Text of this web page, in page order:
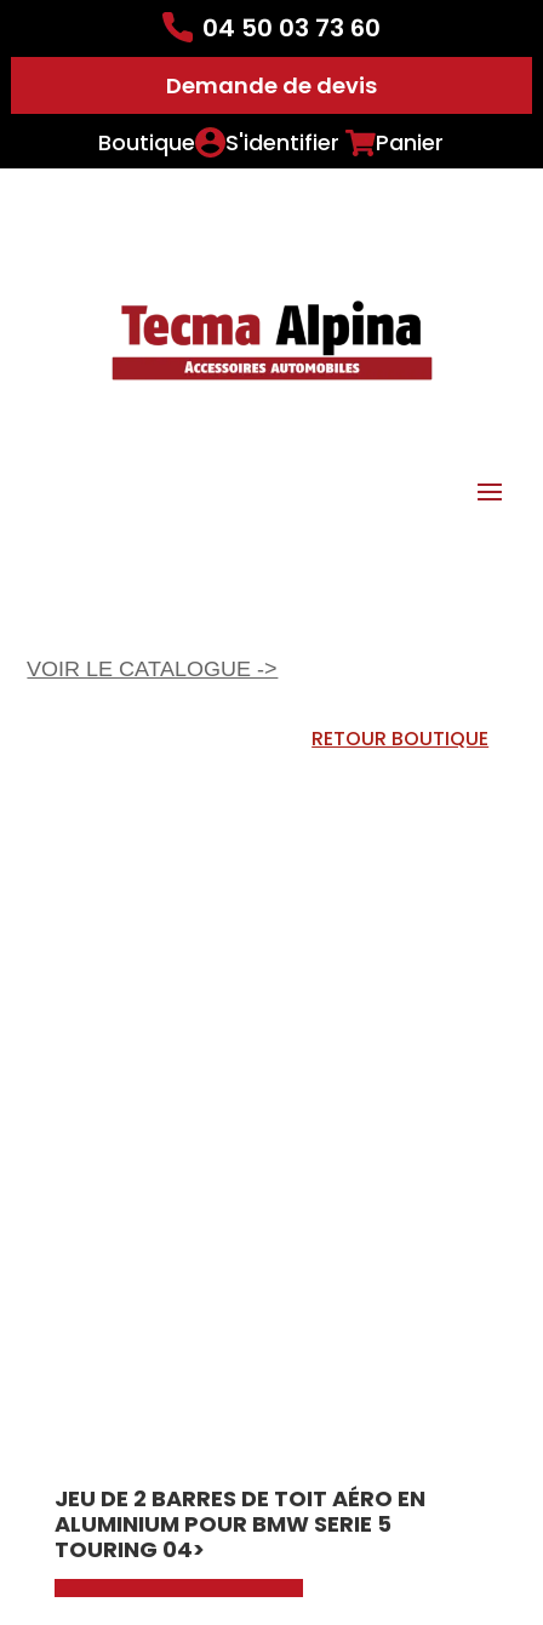
04 50 03 73 60
Demande de devis
Boutique
S'identifier Panier
VOIR LE CATALOGUE ->
RETOUR BOUTIQUE
JEU DE 2 BARRES DE TOIT AÉRO EN
ALUMINIUM POUR BMW SERIE 5
TOURING 04>